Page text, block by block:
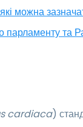
можна
парламенту
cardiaca)